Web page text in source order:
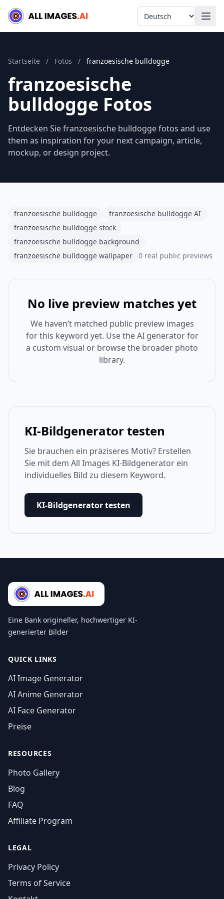
Language
Startseite / Fotos / franzoesische bulldogge
franzoesische
bulldogge Fotos
Entdecken Sie franzoesische bulldogge fotos and use
them as inspiration for your next campaign, article,
mockup, or design project.
franzoesische bulldogge
franzoesische bulldogge AI
franzoesische bulldogge stock
franzoesische bulldogge background
franzoesische bulldogge wallpaper
0 real public previews
No live preview matches yet
We haven’t matched public preview images
for this keyword yet. Use the AI generator for
a custom visual or browse the broader photo
library.
KI-Bildgenerator testen
Sie brauchen ein präziseres Motiv? Erstellen
Sie mit dem All Images KI-Bildgenerator ein
individuelles Bild zu diesem Keyword.
KI-Bildgenerator testen
Eine Bank origineller, hochwertiger KI-
generierter Bilder
QUICK LINKS
AI Image Generator
AI Anime Generator
AI Face Generator
Preise
RESOURCES
Photo Gallery
Blog
FAQ
Affiliate Program
LEGAL
Privacy Policy
Terms of Service